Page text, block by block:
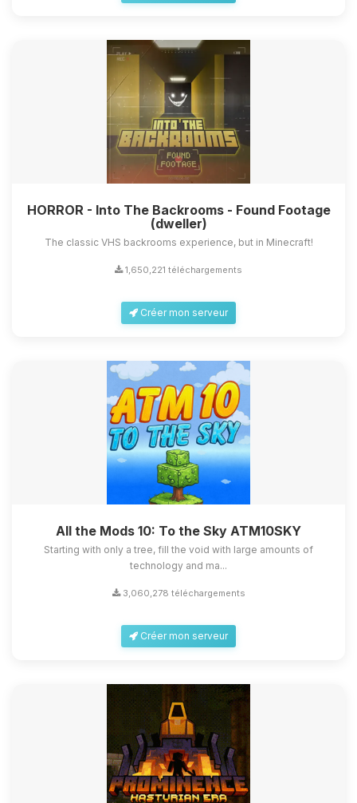
HORROR - Into The Backrooms - Found Footage
(dweller)
The classic VHS backrooms experience, but in Minecraft!
1,650,221 téléchargements
Créer mon serveur
All the Mods 10: To the Sky ATM10SKY
Starting with only a tree, fill the void with large amounts of
technology and ma...
3,060,278 téléchargements
Créer mon serveur